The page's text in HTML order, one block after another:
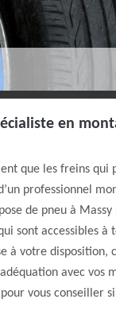
en
que les freins
professionnel
de pneu à
sont accessibles
à votre disposition,
avec vos
vous conseiller si